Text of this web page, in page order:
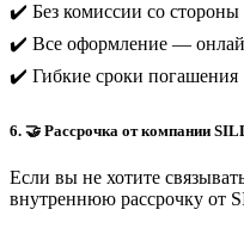
✔️ Без комиссии со стороны
✔️ Все оформление —
✔️ Гибкие сроки погашения
6. 🤝 Рассрочка от компании
Если вы не хотите
внутреннюю рассрочку от